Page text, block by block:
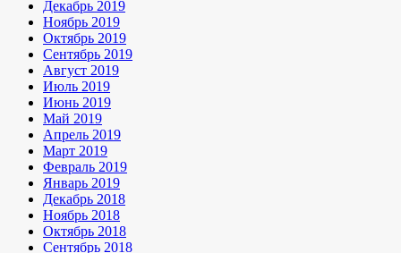
Декабрь 2019
Ноябрь 2019
Октябрь 2019
Сентябрь 2019
Август 2019
Июль 2019
Июнь 2019
Май 2019
Апрель 2019
Март 2019
Февраль 2019
Январь 2019
Декабрь 2018
Ноябрь 2018
Октябрь 2018
Сентябрь 2018